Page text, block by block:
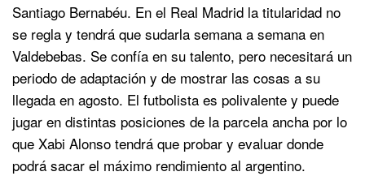
Santiago Bernabéu. En el Real Madrid la titularidad no
se regla y tendrá que sudarla semana a semana en
Valdebebas. Se confía en su talento, pero necesitará un
periodo de adaptación y de mostrar las cosas a su
llegada en agosto. El futbolista es polivalente y puede
jugar en distintas posiciones de la parcela ancha por lo
que Xabi Alonso tendrá que probar y evaluar donde
podrá sacar el máximo rendimiento al argentino.